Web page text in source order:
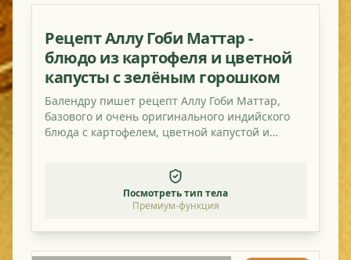
Рецепт Аллу Гоби Маттар -
блюдо из картофеля и цветной
капусты с зелёным горошком
Балендру пишет рецепт Аллу Гоби Маттар,
базового и очень оригинального индийского
блюда с картофелем, цветной капустой и
Посмотреть тип тела
Премиум-функция